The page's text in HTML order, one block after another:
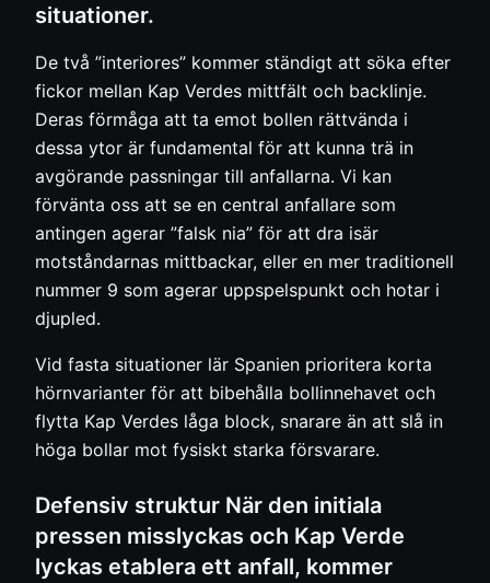
situationer.
De två ”interiores” kommer ständigt att söka efter
fickor mellan Kap Verdes mittfält och backlinje.
Deras förmåga att ta emot bollen rättvända i
dessa ytor är fundamental för att kunna trä in
avgörande passningar till anfallarna. Vi kan
förvänta oss att se en central anfallare som
antingen agerar ”falsk nia” för att dra isär
motståndarnas mittbackar, eller en mer traditionell
nummer 9 som agerar uppspelspunkt och hotar i
djupled.
Vid fasta situationer lär Spanien prioritera korta
hörnvarianter för att bibehålla bollinnehavet och
flytta Kap Verdes låga block, snarare än att slå in
höga bollar mot fysiskt starka försvarare.
Defensiv struktur När den initiala
pressen misslyckas och Kap Verde
lyckas etablera ett anfall, kommer